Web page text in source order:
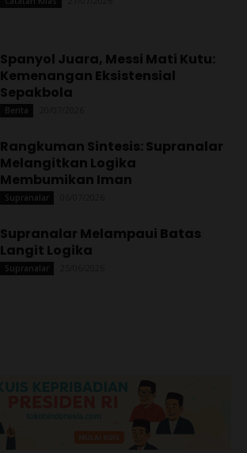
Spanyol Juara, Messi Mati Kutu:
Kemenangan Eksistensial
Sepakbola
Berita
Rangkuman Sintesis: Supranalar
Melangitkan Logika
Membumikan Iman
Supranalar
Supranalar Melampaui Batas
Langit Logika
Supranalar